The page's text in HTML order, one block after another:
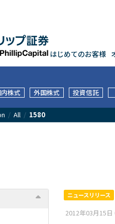
はじめてのお客様
株式 外国株式 投資信託
/ All/ 1580
ニュースリリース
2012年03月15日